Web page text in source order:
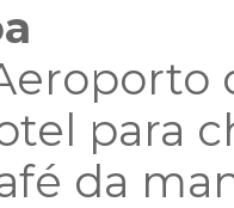
para
da